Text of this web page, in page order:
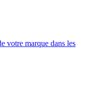
votre marque dans les